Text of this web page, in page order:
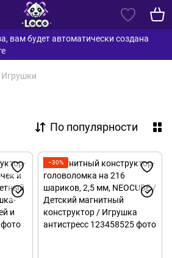
вам будет автоматически создана
Игрушки
По популярности
−30%